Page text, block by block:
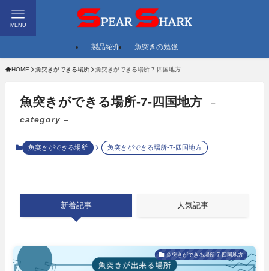
MENU
製品紹介 魚突きの勉強
HOME 魚突きができる場所 魚突きができる場所-7-四国地方
魚突きができる場所-7-四国地方
–
category –
魚突きができる場所 魚突きができる場所-7-四国地方
新着記事 人気記事
魚突きができる場所-7-四国地方